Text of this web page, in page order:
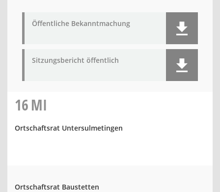
Öffentliche Bekanntmachung
Sitzungsbericht öffentlich
16MI
Ortschaftsrat Untersulmetingen
Ortschaftsrat Baustetten